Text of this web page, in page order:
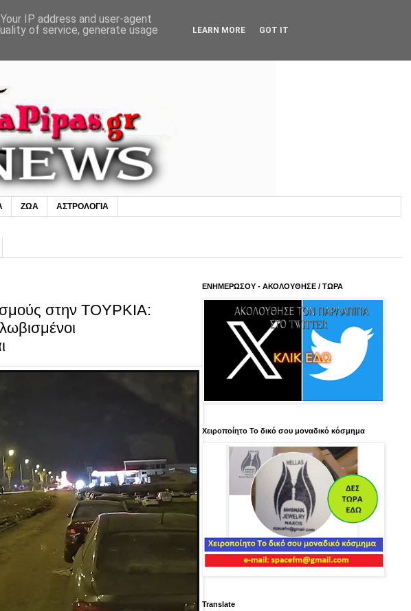
ΖΩΑ ΑΣΤΡΟΛΟΓΙΑ
στην TOYPKIA:
ΕΝΗΜΕΡΩΣΟΥ - ΑΚΟΛΟΥΘΗΣΕ / ΤΩΡΑ
Χειροποίητο Το δικό σου μοναδικό κόσμημα
Translate
IP address and user-agent
of service, generate usage
LEARN MORE GOT IT